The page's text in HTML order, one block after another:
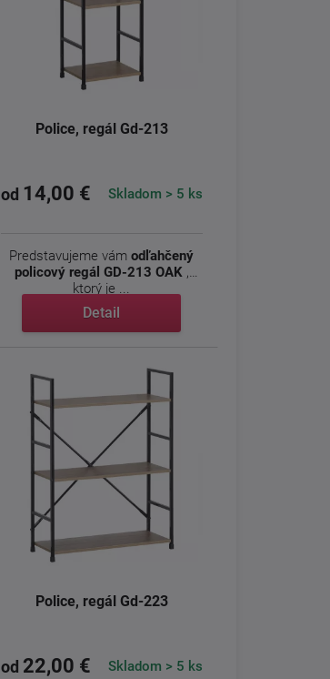
Police, regál Gd-213
od 14,00 € Skladom > 5 ks
Predstavujeme vámodľahčený
policový regál GD-213 OAK,
ktorý je ...
Detail
Police, regál Gd-223
od 22,00 € Skladom > 5 ks